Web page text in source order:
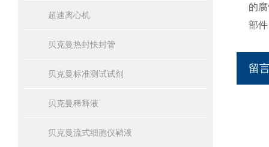
超速离心机
贝克曼热封快封管
贝克曼标准测试试剂
贝克曼稀释液
贝克曼流式细胞仪鞘液
的
部
留